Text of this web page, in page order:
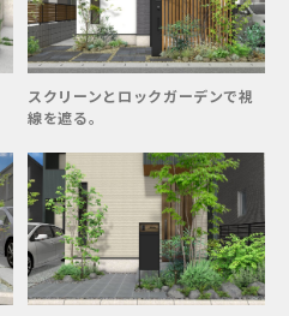
スクリーンとロックガーデンで視
線を遮る。